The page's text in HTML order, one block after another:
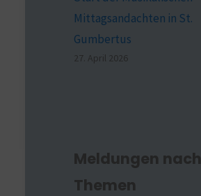
Mittagsandachten in St.
Gumbertus
27. April 2026
Meldungen nach
Themen